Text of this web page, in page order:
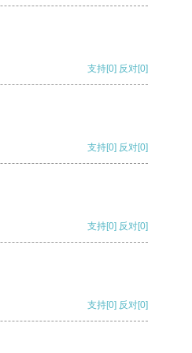
支持[0] 反对[0]
支持[0] 反对[0]
支持[0] 反对[0]
支持[0] 反对[0]